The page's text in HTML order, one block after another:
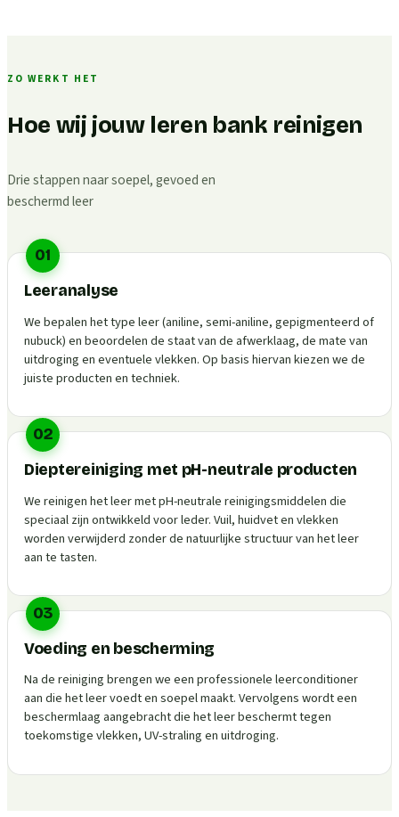
ZO WERKT HET
Hoe wij jouw leren bank reinigen
Drie stappen naar soepel, gevoed en
beschermd leer
01
Leeranalyse
We bepalen het type leer (aniline, semi-aniline, gepigmenteerd of
nubuck) en beoordelen de staat van de afwerklaag, de mate van
uitdroging en eventuele vlekken. Op basis hiervan kiezen we de
juiste producten en techniek.
02
Dieptereiniging met pH-neutrale producten
We reinigen het leer met pH-neutrale reinigingsmiddelen die
speciaal zijn ontwikkeld voor leder. Vuil, huidvet en vlekken
worden verwijderd zonder de natuurlijke structuur van het leer
aan te tasten.
03
Voeding en bescherming
Na de reiniging brengen we een professionele leerconditioner
aan die het leer voedt en soepel maakt. Vervolgens wordt een
beschermlaag aangebracht die het leer beschermt tegen
toekomstige vlekken, UV-straling en uitdroging.